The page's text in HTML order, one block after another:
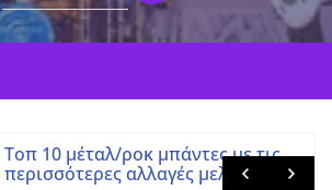
for:
Black Sabbath μόνο με Tony Martin